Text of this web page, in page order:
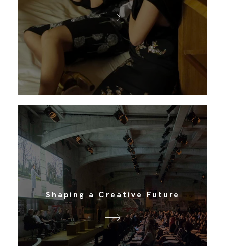
Shaping a Creative Future